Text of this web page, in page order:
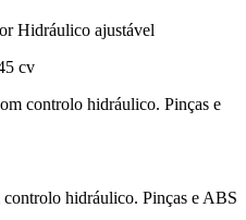
Hidráulico ajustável
cv
controlo hidráulico. Pinças e
hidráulico. Pinças e ABS